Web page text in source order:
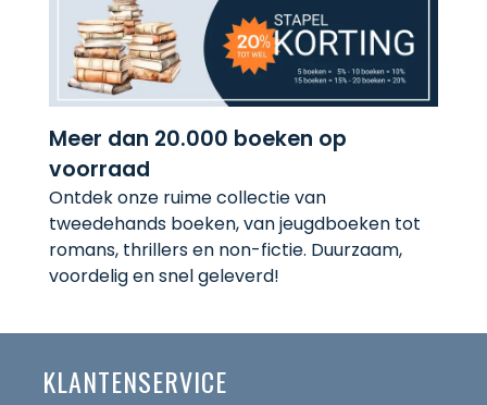
Meer dan 20.000 boeken op
voorraad
Ontdek onze ruime collectie van
tweedehands boeken, van jeugdboeken tot
romans, thrillers en non-fictie. Duurzaam,
voordelig en snel geleverd!
KLANTENSERVICE